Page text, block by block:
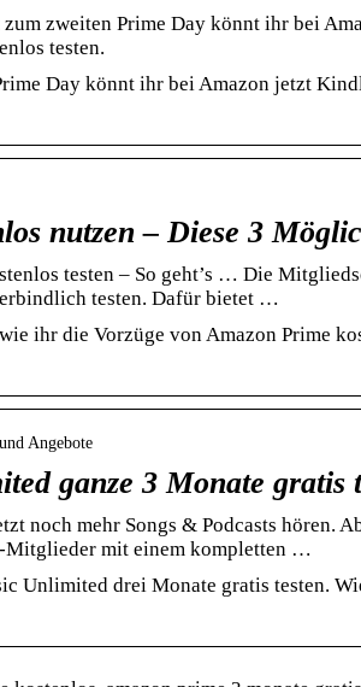
zweiten Prime Day könnt ihr bei
testen.
Day könnt ihr bei Amazon jetzt
nutzen – Diese 3
testen – So geht’s … Die
testen. Dafür bietet …
ihr die Vorzüge von Amazon Prime
Angebote
ganze 3 Monate gratis
noch mehr Songs & Podcasts hören.
Mitglieder mit einem kompletten …
Unlimited drei Monate gratis testen.